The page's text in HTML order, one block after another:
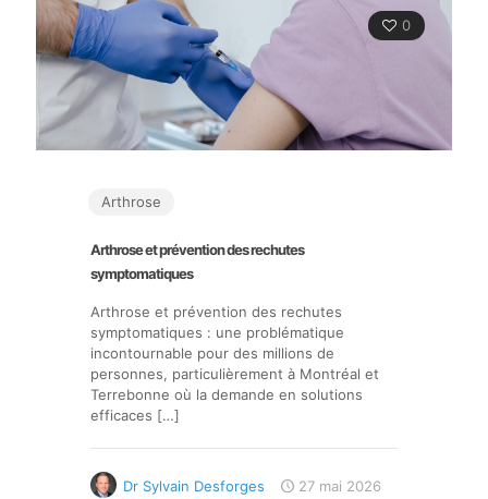
0
Arthrose
Arthrose et prévention des rechutes
symptomatiques
Arthrose et prévention des rechutes
symptomatiques : une problématique
incontournable pour des millions de
personnes, particulièrement à Montréal et
Terrebonne où la demande en solutions
efficaces […]
Dr Sylvain Desforges 27 mai 2026